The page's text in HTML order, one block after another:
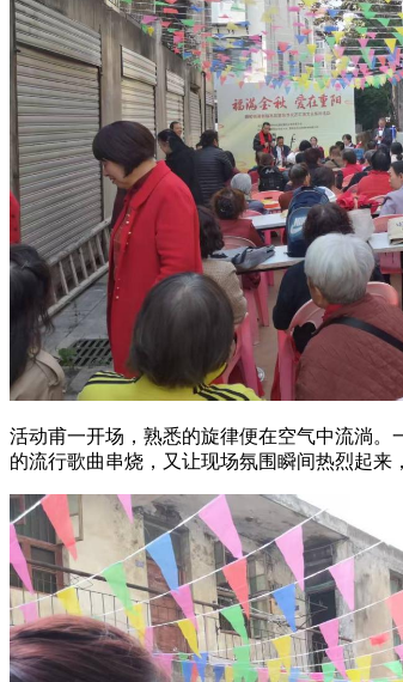
活动甫一开场，熟悉的旋律便在空气中流淌
的流行歌曲串烧，又让现场氛围瞬间热烈起来